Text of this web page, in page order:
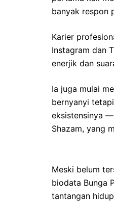
banyak respon
Karier
Instagram dan
enerjik dan
Ia juga mulai
bernyanyi
eksistensinya
Shazam, yang
Meski belum
biodata Bunga
tantangan